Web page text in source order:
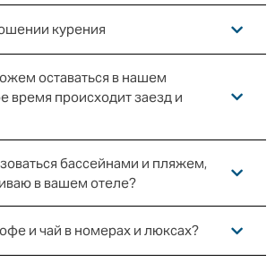
курения
оставаться в нашем
время происходит заезд и
бассейнами и пляжем,
в вашем отеле?
и чай в номерах и люксах?